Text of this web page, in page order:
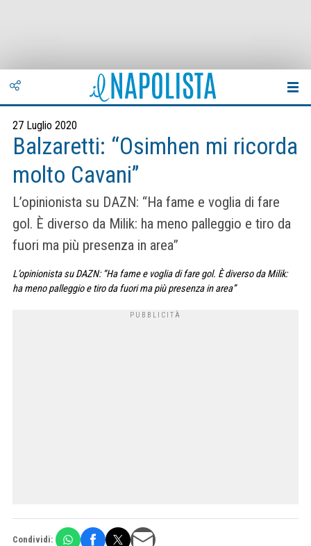
27 Luglio 2020
Balzaretti: “Osimhen mi ricorda
molto Cavani”
L’opinionista su DAZN: “Ha fame e voglia di fare
gol. È diverso da Milik: ha meno palleggio e tiro da
fuori ma più presenza in area”
L’opinionista su DAZN: “Ha fame e voglia di fare gol. È diverso da Milik:
ha meno palleggio e tiro da fuori ma più presenza in area”
Condividi: